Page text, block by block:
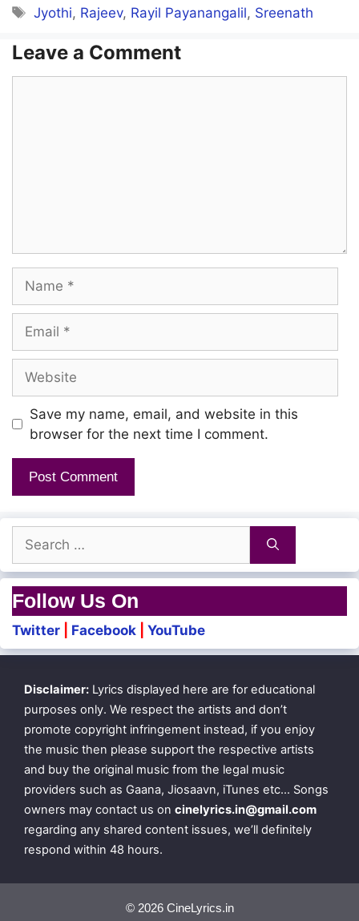
Tags
Jyothi, Rajeev, Rayil Payanangalil, Sreenath
Leave a Comment
Save my name, email, and website in this
browser for the next time I comment.
for:
Follow Us On
Twitter Facebook YouTube
Disclaimer: Lyrics displayed here are for educational
purposes only. We respect the artists and don’t
promote copyright infringement instead, if you enjoy
the music then please support the respective artists
and buy the original music from the legal music
providers such as Gaana, Jiosaavn, iTunes etc… Songs
owners may contact us on cinelyrics.in@gmail.com
regarding any shared content issues, we’ll definitely
respond within 48 hours.
© 2026 CineLyrics.in